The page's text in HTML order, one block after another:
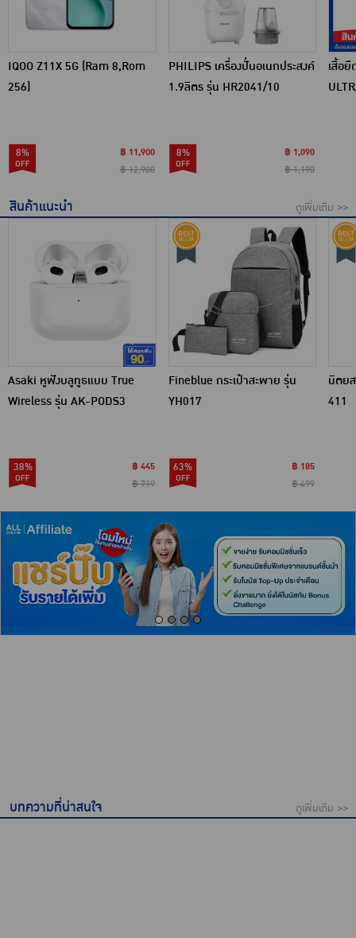
IQOO Z11X 5G (Ram 8,Rom
256)
8%
฿ 11,900
฿ 12,900
PHILIPS เครื่องปั่นอเนกประสงค์
1.9ลิตร รุ่น HR2041/10
8%
฿ 1,090
฿ 1,190
เสื้อ
สินค้าแนะนำ ดูเพิ่มเติม >>
Asaki หูฟังบลูทูธแบบ True
Wireless รุ่น AK-PODS3
38%
฿ 445
฿ 719
Fineblue กระเป๋าสะพาย รุ่น
YH017
63%
฿ 185
฿ 499
นิตย
411
บทความที่น่าสนใจ ดูเพิ่มเติม >>